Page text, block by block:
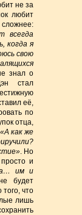
не за
любит
сложнее:
всегда
когда я
свою
знал о
стал
её,
по
отца,
«А как же
. Но
и
им и
будет
что
лишь